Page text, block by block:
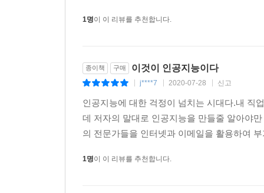
--- p.143
자신의 존재가 영원하지 않다는 것을 자각하게
이다. 이것을 가칭 ‘인공 감정’이라고 부른다면,
--- p.152
인공지능 중에서도 전문가시스템이 필요한 경우,
1명이 이 리뷰를 추천합니다.
종이책 구매 이것이 인공지능이다
j****7 2020-07-28 신고
인공지능에 대한 걱정이 넘치는 시대다.내 직
데 저자의 말대로 인공지능을 만들줄 알아야
의 전문가들을 인터넷과 이메일을 활용하여
1명이 이 리뷰를 추천합니다.